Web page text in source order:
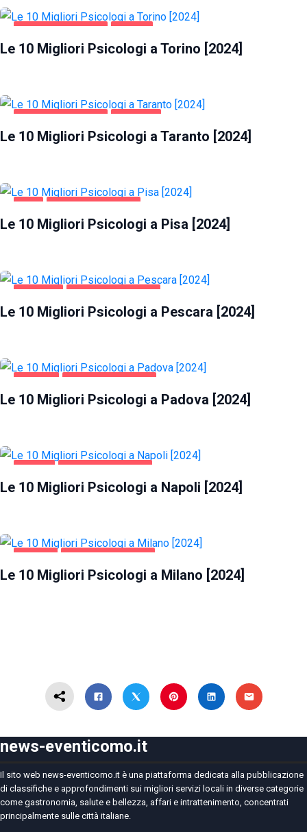
Le 10 Migliori Psicologi a Torino [2024]
Le 10 Migliori Psicologi a Taranto [2024]
Le 10 Migliori Psicologi a Pisa [2024]
Le 10 Migliori Psicologi a Pescara [2024]
Le 10 Migliori Psicologi a Padova [2024]
Le 10 Migliori Psicologi a Napoli [2024]
Le 10 Migliori Psicologi a Milano [2024]
news-eventicomo.it
Il sito web news-eventicomo.it è una piattaforma dedicata alla pubblicazione
di classifiche e approfondimenti sui migliori servizi locali in diverse categorie
come gastronomia, salute e bellezza, affari e intrattenimento, concentrati
principalmente sulle città italiane.